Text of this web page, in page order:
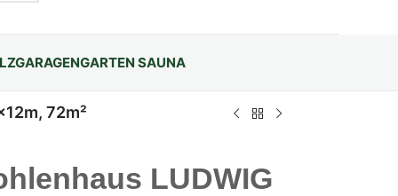
GARTEN SAUNA
72m²
LUDWIG